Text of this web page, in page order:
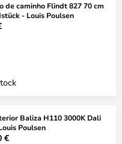
de caminho Flindt 827 70 cm
- Louis Poulsen
Baliza H110 3000K Dali
Poulsen
€